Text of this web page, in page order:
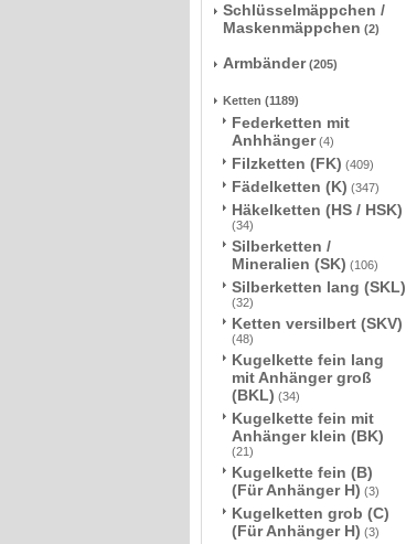
Schlüsselmäppchen /
Maskenmäppchen (2)
Armbänder (205)
Ketten (1189)
Federketten mit
Anhhänger (4)
Filzketten (FK) (409)
Fädelketten (K) (347)
Häkelketten (HS / HSK)
(34)
Silberketten /
Mineralien (SK) (106)
Silberketten lang (SKL)
(32)
Ketten versilbert (SKV)
(48)
Kugelkette fein lang
mit Anhänger groß
(BKL) (34)
Kugelkette fein mit
Anhänger klein (BK)
(21)
Kugelkette fein (B)
(Für Anhänger H) (3)
Kugelketten grob (C)
(Für Anhänger H) (3)